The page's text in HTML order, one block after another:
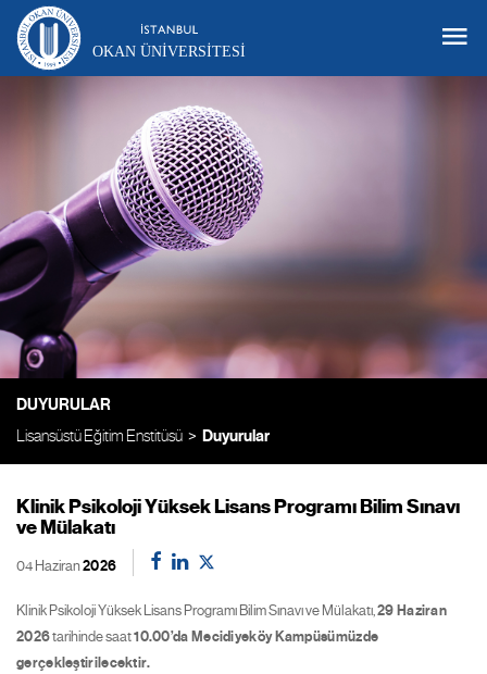
OKAN ÜNIVERSITESI
DUYURULAR
Lisansüstü Eğitim Enstitüsü Duyurular
Klinik Psikoloji Yüksek Lisans Programı Bilim Sınavı
ve Mülakatı
04 Haziran2026
Klinik Psikoloji Yüksek Lisans Programı Bilim Sınavı ve Mülakatı, 29 Haziran
2026tarihinde saat10.00’da Mecidiyeköy Kampüsümüzde
gerçekleştirilecektir.